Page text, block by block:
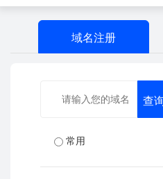
域名注册
常用